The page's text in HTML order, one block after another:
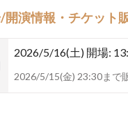
開演情報・チケット
2026/5/16(土) 開場:
2026/5/15(金) 23:30まで